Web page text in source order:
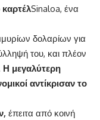
Sinaloa, ένα
δολαρίων για
του, και πλέον
Η μεγαλύτερη
αντίκρισαν το
έπειτα από κοινή